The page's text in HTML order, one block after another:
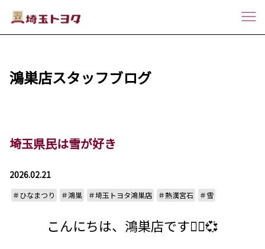
鴻巣店スタッフブログ
埼玉県民は雪が好き
2026.02.21
＃ひなまつり ＃鴻巣 ＃埼玉トヨタ鴻巣店 ＃熱漢宮石 ＃雪
こんにちは、鴻巣店です💁‍♀️💞